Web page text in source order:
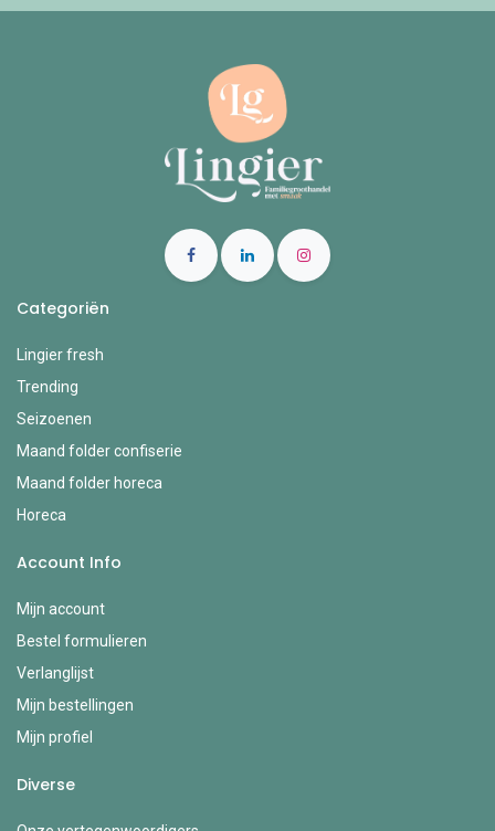
Categoriën
Lingier fresh
Trending
Seizoenen
Maand folder confiserie
Maand folder horeca
Horeca
Account Info
Mijn account
Bestel formulieren
Verlanglijst
Mijn bestellingen
Mijn profiel
Diverse